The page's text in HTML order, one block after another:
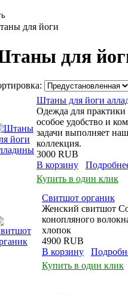
для йоги
для
Штаны для йоги
Одежда для практики
особое удобство и
задачи выполняет
коллекция.
3000 RUB
В корзину
Купить в один клик
Свитшот органик
Женский свитшот
конопляного
хлопок
4900 RUB
В корзину
Купить в один клик